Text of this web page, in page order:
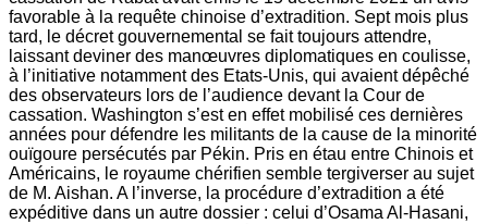
favorable à la requête chinoise d’extradition. Sept mois plus
tard, le décret gouvernemental se fait toujours attendre,
laissant deviner des manœuvres diplomatiques en coulisse,
à l’initiative notamment des Etats-­Unis, qui avaient dépêché
des observateurs lors de l’audience devant la Cour de
cassation. Washington s’est en effet mobilisé ces dernières
années pour défendre les militants de la cause de la minorité
ouïgoure persécutés par Pékin. Pris en étau entre Chinois et
Américains, le royaume chérifien semble tergiverser au sujet
de M. Aishan. A l’inverse, la procédure d’extradition a été
expéditive dans un autre dossier : celui d’Osama Al-Hasani,